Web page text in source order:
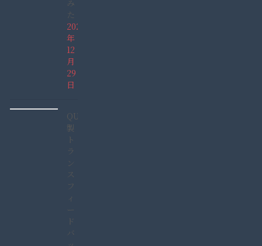
み
た
2021
年
12
月
29
日
QUCC
製
ト
ラ
ン
ス
フ
ィ
ー
ド
バ